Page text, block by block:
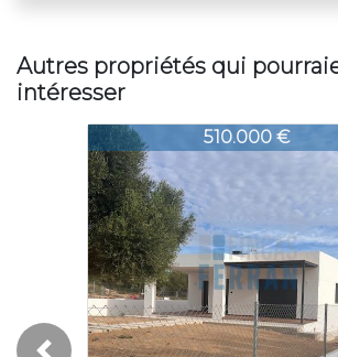
Autres propriétés qui
intéresser
510.000 €
2353-2353 252.500 €